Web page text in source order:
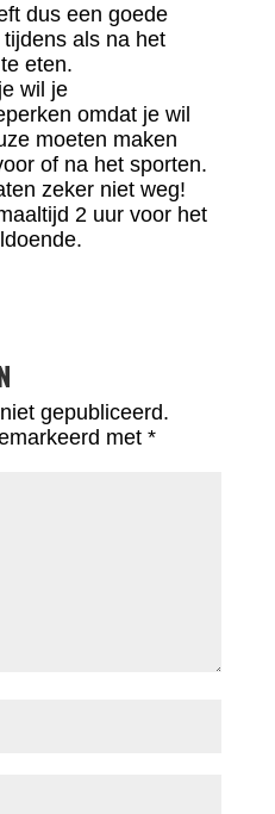
dus een goede
als na het
eten.
wil je
omdat je wil
moeten maken
of na het sporten.
zeker niet weg!
2 uur voor het
gepubliceerd.
met *